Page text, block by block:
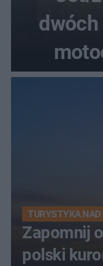
TURYSTYKA
Zapomnij
polski